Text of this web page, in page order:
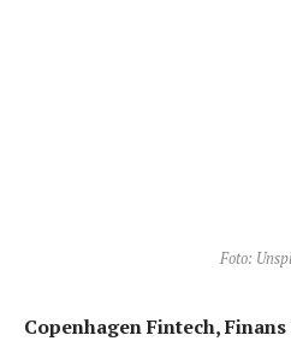
Foto:
Copenhagen Fintech,